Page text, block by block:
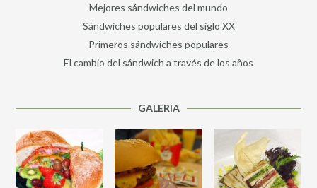
Mejores sándwiches del mundo
Sándwiches populares del siglo XX
Primeros sándwiches populares
El cambio del sándwich a través de los años
GALERIA